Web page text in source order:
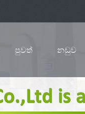
පුවත් නඩුව